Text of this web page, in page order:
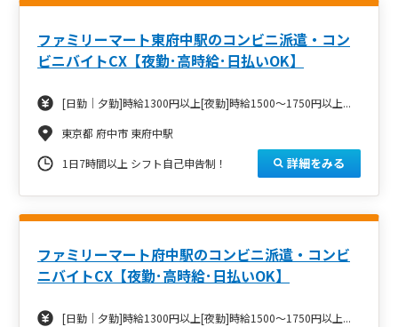
ファミリーマート東府中駅のコンビニ派遣・コン
ビニバイトCX【夜勤･高時給･日払いOK】
[日勤｜夕勤]時給1300円以上[夜勤]時給1500～1750円以上...
東京都 府中市 東府中駅
1日7時間以上 シフト自己申告制！
詳細をみる
ファミリーマート府中駅のコンビニ派遣・コンビ
ニバイトCX【夜勤･高時給･日払いOK】
[日勤｜夕勤]時給1300円以上[夜勤]時給1500～1750円以上...